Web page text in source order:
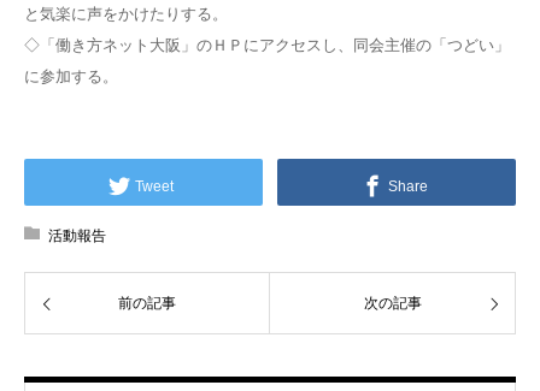
と気楽に声をかけたりする。
◇「働き方ネット大阪」のＨＰにアクセスし、同会主催の「つどい」
に参加する。
Tweet Share
活動報告
前の記事 次の記事